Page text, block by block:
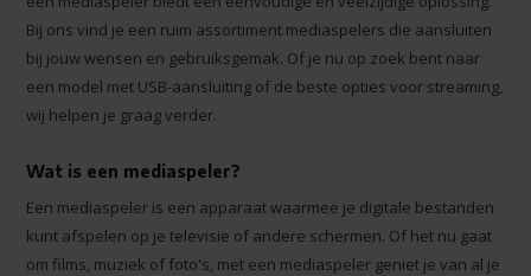
Bij ons vind je een ruim assortiment mediaspelers die aansluiten
bij jouw wensen en gebruiksgemak. Of je nu op zoek bent naar
een model met USB-aansluiting of de beste opties voor streaming,
wij helpen je graag verder.
Wat is een mediaspeler?
Een mediaspeler is een apparaat waarmee je digitale bestanden
kunt afspelen op je televisie of andere schermen. Of het nu gaat
om films, muziek of foto's, met een mediaspeler geniet je van al je